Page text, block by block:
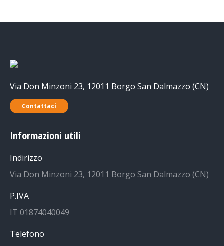
Via Don Minzoni 23, 12011 Borgo San Dalmazzo (CN)
Contattaci
Informazioni utili
Indirizzo
Via Don Minzoni 23, 12011 Borgo San Dalmazzo (CN)
P.IVA
IT 01874040049
Telefono